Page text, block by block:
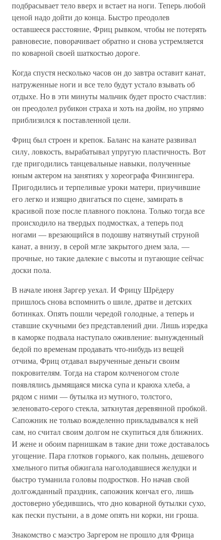
подбрасывает тело вверх и встает на ноги. Теперь любой
ценой надо дойти до конца. Быстро преодолев
оставшееся расстояние, Фриц рывком, чтобы не потерять
равновесие, поворачивает обратно и снова устремляется
по коварной своей шаткостью дороге.
Когда спустя несколько часов он до завтра оставит канат,
натруженные ноги и все тело будут устало взывать об
отдыхе. Но в эти минуты мальчик будет просто счастлив:
он преодолел рубикон страха и хоть на дюйм, но упрямо
приблизился к поставленной цели.
Фриц был строен и крепок. Баланс на канате развивал
силу, ловкость, вырабатывал упругую пластичность. Вот
где пригодились танцевальные навыки, полученные
юным актером на занятиях у хореографа Финзингера.
Пригодились и терпеливые уроки матери, приучившие
его легко и изящно двигаться по сцене, замирать в
красивой позе после плавного поклона. Только тогда все
происходило на твердых подмостках, а теперь под
ногами — врезающийся в подошву натянутый струной
канат, а внизу, в серой мгле закрытого днем зала, —
прочные, но такие далекие с высоты и пугающие сейчас
доски пола.
В начале июня Заргер уехал. И Фрицу Шрёдеру
пришлось снова вспомнить о шиле, дратве и детских
ботинках. Опять пошли чередой голодные, а теперь и
ставшие скучными без представлений дни. Лишь изредка
в каморке подвала наступало оживление: вынужденный
бедой по временам продавать что-нибудь из вещей
отчима, Фриц отдавал вырученные деньги своим
покровителям. Тогда на старом колченогом столе
появлялись дымящаяся миска супа и краюха хлеба, а
рядом с ними — бутылка из мутного, толстого,
зеленовато-серого стекла, заткнутая деревянной пробкой.
Сапожник не только вожделенно прикладывался к ней
сам, но считал своим долгом не скупиться для ближних.
И жене и обоим парнишкам в такие дни тоже доставалось
угощение. Пара глотков горького, как полынь, дешевого
хмельного питья обжигала наголодавшиеся желудки и
быстро туманила головы подростков. Но начав свой
долгожданный праздник, сапожник кончал его, лишь
достоверно убедившись, что дно коварной бутылки сухо,
как пески пустыни, а в доме опять ни корки, ни гроша.
Знакомство с маэстро Заргером не прошло для Фрица